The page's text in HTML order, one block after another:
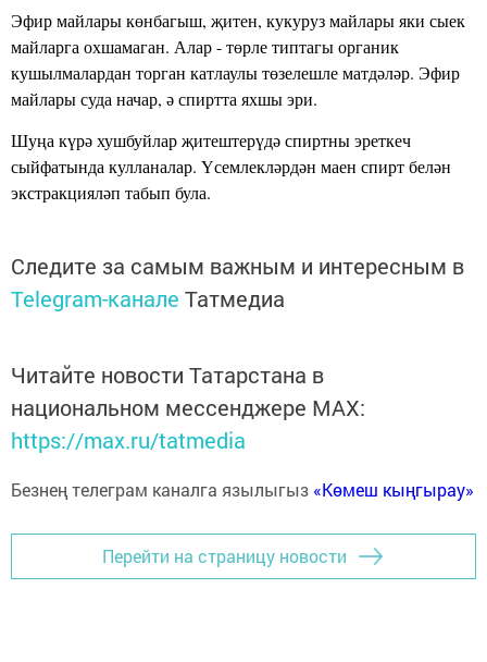
Эфир майлары көнбагыш, җитен, кукуруз майлары яки сыек
майларга охшамаган. Алар - төрле типтагы органик
кушылмалардан торган катлаулы төзелешле матдәләр. Эфир
майлары суда начар, ә спиртта яхшы эри.
Шуңа күрә хушбуйлар җитештерүдә спиртны эреткеч
сыйфатында кулланалар. Үсемлекләрдән маен спирт белән
экстракцияләп табып була.
Следите за самым важным и интересным в
Telegram-канале Татмедиа
Читайте новости Татарстана в
национальном мессенджере MАХ:
https://max.ru/tatmedia
Безнең телеграм каналга язылыгыз «Көмеш кыңгырау»
Перейти на страницу новости